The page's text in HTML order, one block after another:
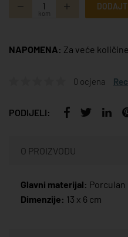
kom
NAPOMENA: Za veće
0 ocjena
PODIJELI:
O PROIZVODU
Glavni materijal: Porculan
Dimenzije: 13 x 6 cm